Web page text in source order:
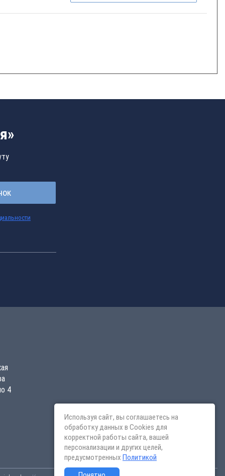
4
Используя сайт, вы соглашаетесь на
обработку данных в Cookies для
корректной работы сайта, вашей
персонализации и других целей,
предусмотренных Политикой